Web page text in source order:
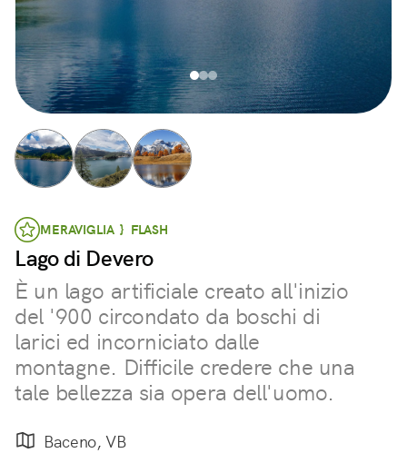
MERAVIGLIA } FLASH
Lago di Devero
È un lago artificiale creato all'inizio
del '900 circondato da boschi di
larici ed incorniciato dalle
montagne. Difficile credere che una
tale bellezza sia opera dell'uomo.
Baceno, VB